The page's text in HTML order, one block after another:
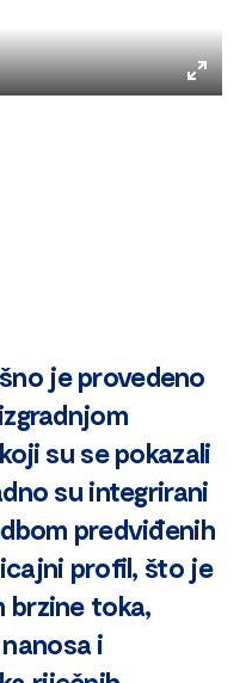
Enter
je provedeno
su se pokazali
su integrirani
predviđenih
profil, što je
brzine toka,
i